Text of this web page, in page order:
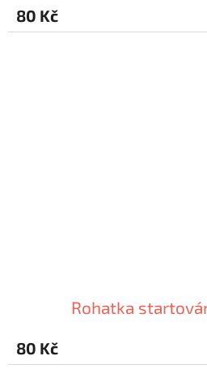
80 Kč
Rohatka
80 Kč